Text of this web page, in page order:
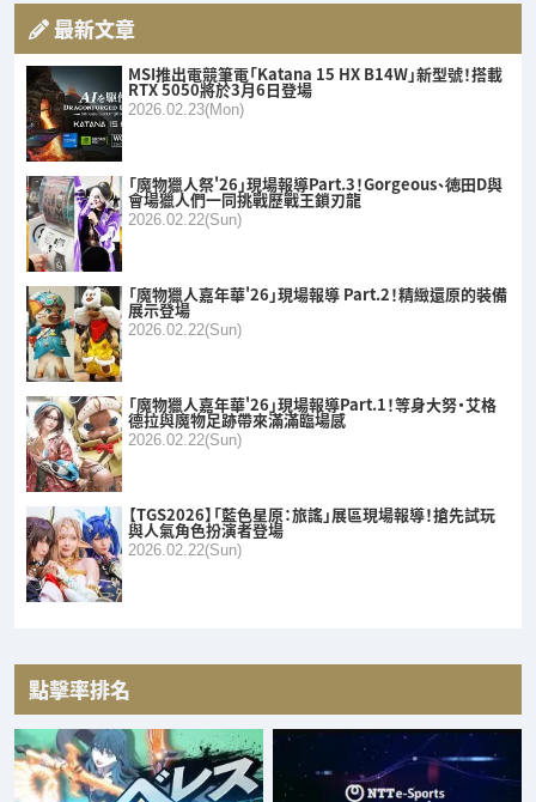
最新文章
MSI推出電競筆電「Katana 15 HX B14W」新型號！搭載
RTX 5050將於3月6日登場
2026.02.23(Mon)
「魔物獵人祭'26」現場報導Part.3！Gorgeous、徳田D與
會場獵人們一同挑戰歷戰王鎖刃龍
2026.02.22(Sun)
「魔物獵人嘉年華'26」現場報導 Part.2！精緻還原的裝備
展示登場
2026.02.22(Sun)
「魔物獵人嘉年華'26」現場報導Part.1！等身大努・艾格
德拉與魔物足跡帶來滿滿臨場感
2026.02.22(Sun)
【TGS2026】「藍色星原：旅謠」展區現場報導！搶先試玩
與人氣角色扮演者登場
2026.02.22(Sun)
點擊率排名